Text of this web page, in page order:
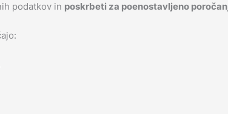
podatkov in poskrbeti za poenostavljeno